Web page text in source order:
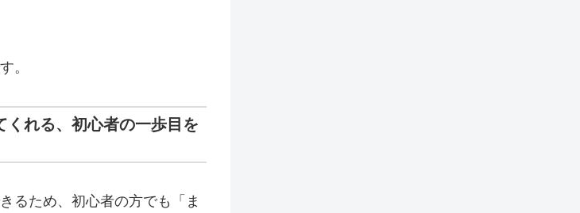
。
くれる、初心者の一歩目を
るため、初心者の方でも「ま